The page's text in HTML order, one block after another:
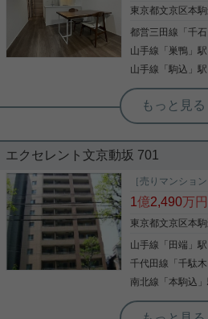
東京都文京区本
都営三田線 「千石
山手線 「 巣鴨 」
山手線 「駒込 」
実用春日ホーム 富坂サテライト 金子瑠
2018年築☆ 4
もないため、 騒音
鴨・千石と山手
アクセスもしや
ので 今後も長く
わせお待ちしてお
写真(9)
エクセレント文京動坂 701
［売りマンション
1億2,490万円
東京都文京区本
山手線 「 田端 」
千代田線 「千駄木
南北線 「本駒込